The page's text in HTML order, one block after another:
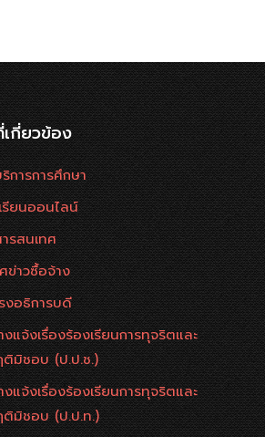
กี่ยวข้อง
การการศึกษา
รียนออนไลน์
รสนเทศ
ข่าวซื้อจ้าง
งอธิการบดี
แจ้งเรื่องร้องเรียนการทุจริตและ
ติมิชอบ (ป.ป.ช.)
แจ้งเรื่องร้องเรียนการทุจริตและ
ติมิชอบ (ป.ป.ท.)